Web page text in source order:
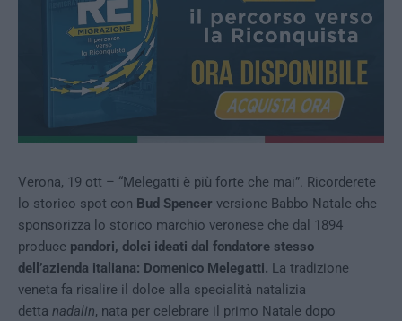
Verona, 19 ott – “Melegatti è più forte che mai”. Ricorderete
lo storico spot con Bud Spencer versione Babbo Natale che
sponsorizza lo storico marchio veronese che dal 1894
produce pandori, dolci ideati dal fondatore stesso
dell’azienda italiana: Domenico Melegatti. La tradizione
veneta fa risalire il dolce alla specialità natalizia
detta nadalin, nata per celebrare il primo Natale dopo